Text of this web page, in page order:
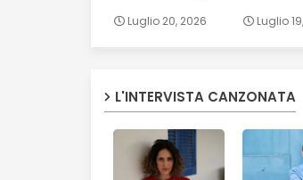
Luglio 20, 2026 Luglio
L'INTERVISTA CANZONATA